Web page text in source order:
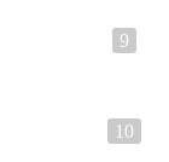
9
10